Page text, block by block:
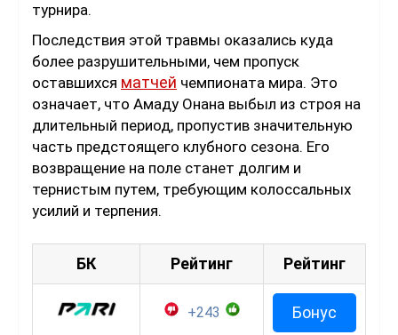
турнира.
Последствия этой травмы оказались куда
более разрушительными, чем пропуск
оставшихся матчей чемпионата мира. Это
означает, что Амаду Онана выбыл из строя на
длительный период, пропустив значительную
часть предстоящего клубного сезона. Его
возвращение на поле станет долгим и
тернистым путем, требующим колоссальных
усилий и терпения.
БК Рейтинг Рейтинг
+243 Бонус